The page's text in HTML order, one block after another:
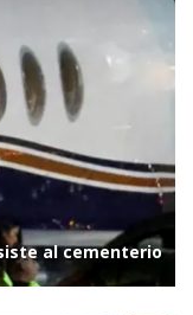
al cementerio